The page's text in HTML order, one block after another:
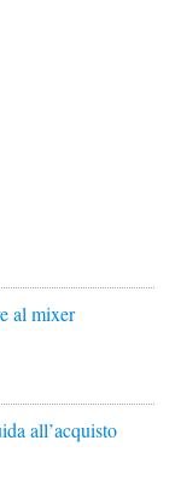
al mixer
all’acquisto